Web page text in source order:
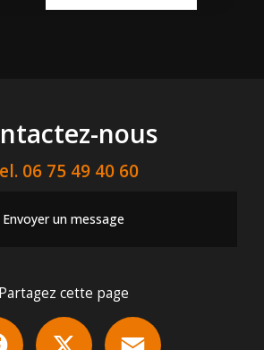
nous
06 75 49 40 60
Envoyer un message
Partagez cette page
Facebook